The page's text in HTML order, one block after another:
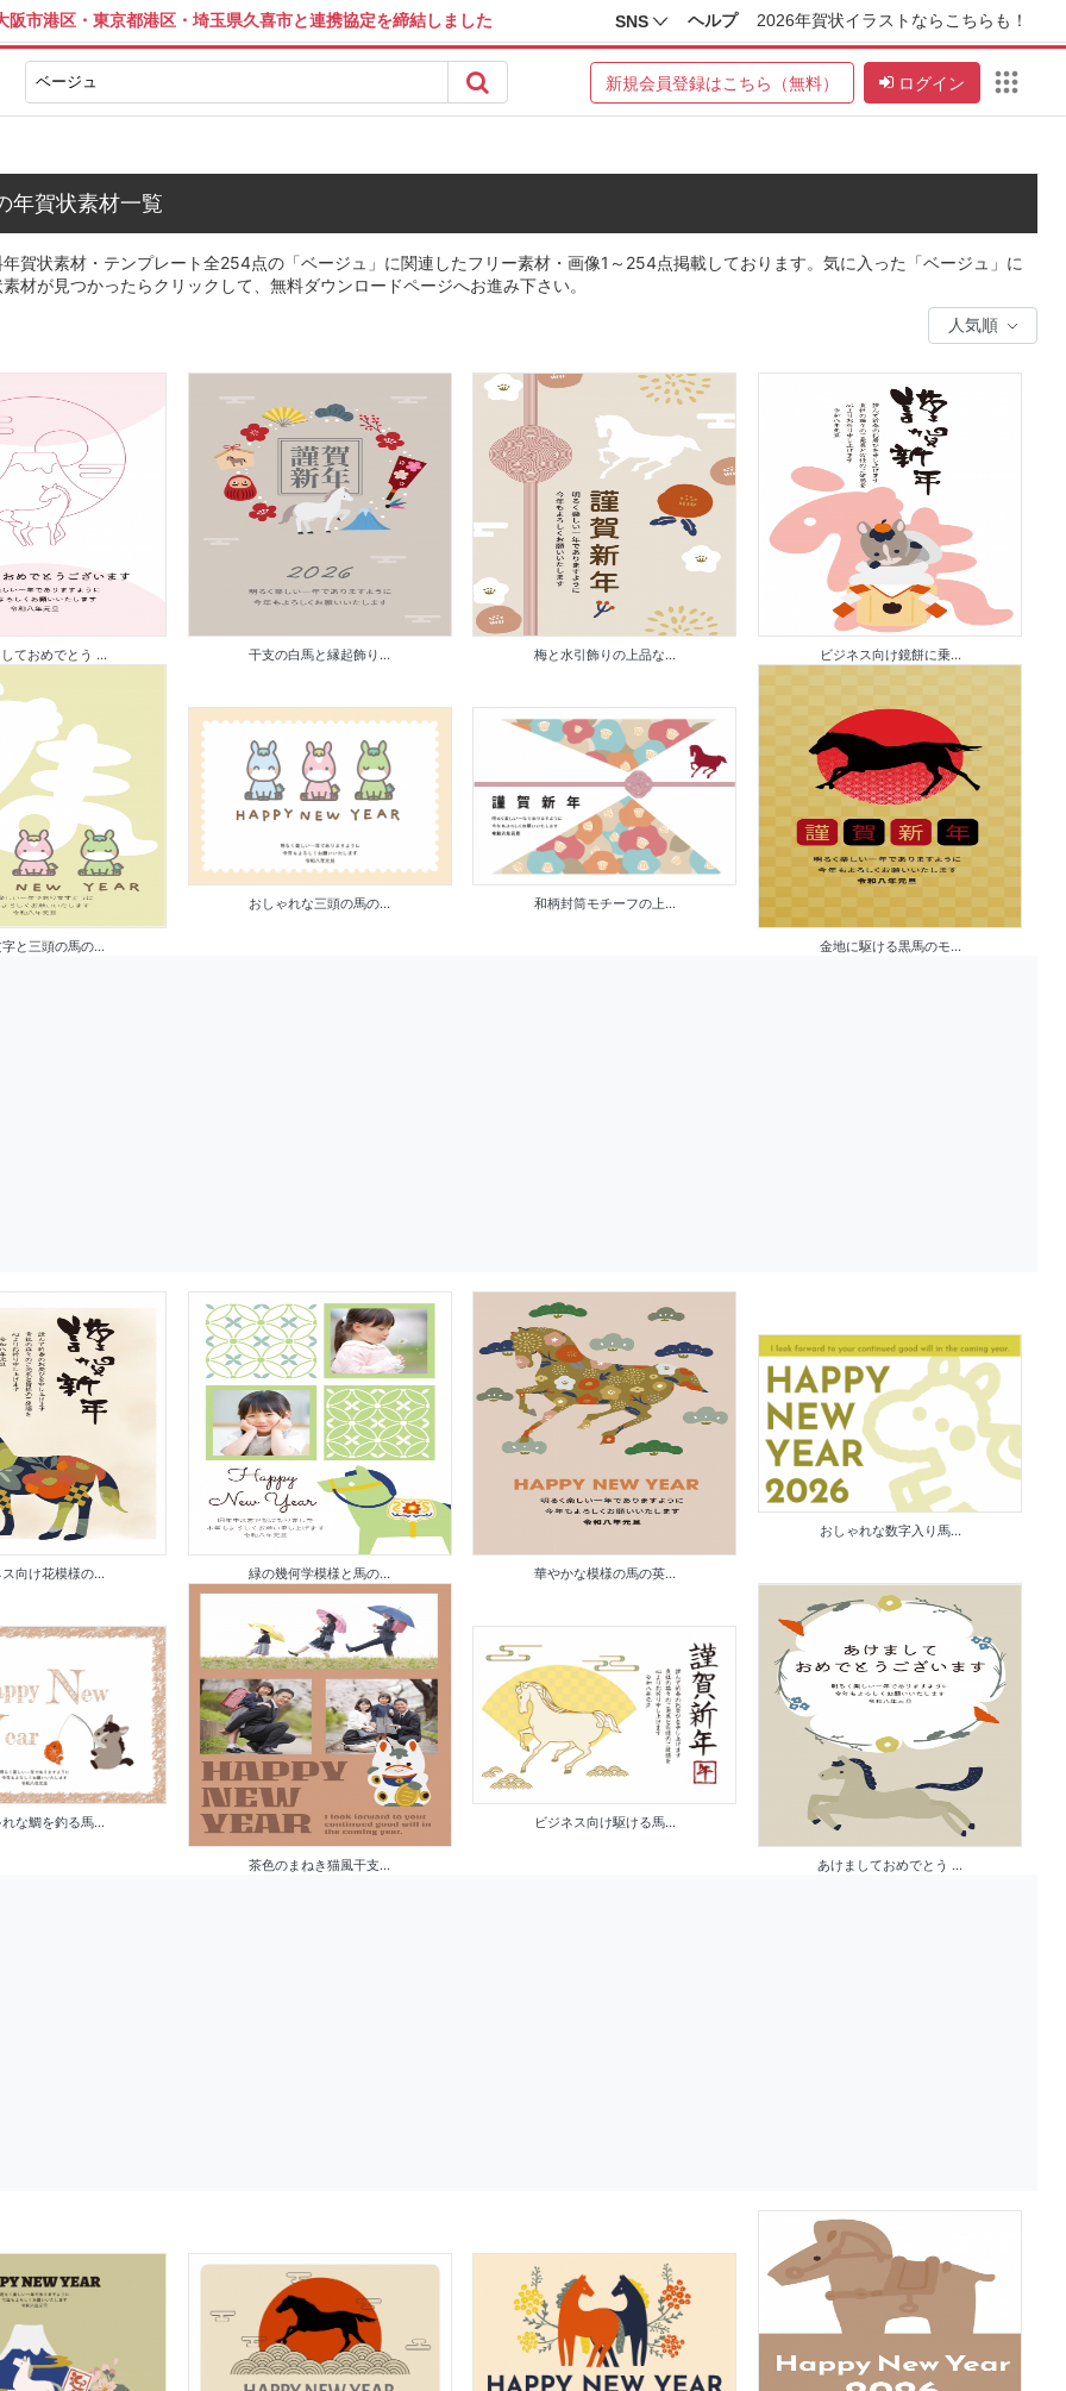
阪市港区・東京都港区・埼玉県久喜市と連携協定を締結しました SNS ヘルプ 2026年賀状イラストならこちらも！
新規会員登録はこちら（無料） ログイン
年賀状素材一覧
賀状素材・テンプレート全254点の「ベージュ」に関連したフリー素材・画像1～254点掲載しております。気に入った「ベージュ」に
材が見つかったらクリックして、無料ダウンロードページへお進み下さい。
ておめでとう ... 干支の白馬と縁起飾り... 梅と水引飾りの上品な... ビジネス向け鏡餅に乗...
と三頭の馬の...
おしゃれな三頭の馬の... 和柄封筒モチーフの上...
金地に駆ける黒馬のモ...
向け花模様の... 緑の幾何学模様と馬の... 華やかな模様の馬の英...
おしゃれな数字入り馬...
な鯛を釣る馬...
茶色のまねき猫風干支...
ビジネス向け駆ける馬...
あけましておめでとう ...